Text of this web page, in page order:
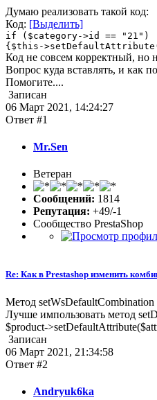
Думаю реализовать такой код:
Код: [Выделить]
if ($category->id == "21")
{$this-
Код не совсем корректный, но
Вопрос куда вставлять, и как
Помогите....
Записан
06 Март 2021, 14:24:27
Ответ #1
Mr.Sen
Ветеран
Сообщений: 1814
Репутация: +49/-1
Сообщество PrestaShop
Re: Как в Prestashop изменить
Метод setWsDefaultCombination
Лучше импользовать метод
$product-
Записан
06 Март 2021, 21:34:58
Ответ #2
Andryuk6ka